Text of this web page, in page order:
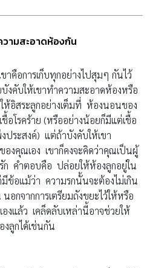
วามสะอาดห้องกัน
าคือการเก็บทุกอย่างไปสุมๆ กันไว้
งคับให้เขาทำความสะอาดห้องหรือ
อิสระลูกอย่างเต็มที่ ห้องนอนของ
อโรคร้าย (หรืออย่างน้อยก็มีแต่เชื้อ
ระสงค์) แต่ถ้าบังคับให้เขา
งคุณเอง เขาก็คงจะคิดว่าคุณเป็นผู้
คำตอบคือ ปล่อยให้ห้องลูกอยู่ใน
อแม้ว่า ความรกนั้นจะต้องไม่เกิน
กจากการเตรียมถังขยะไว้ให้หรือ
งแล้ว เคล็ดลับเหล่านี้อาจช่วยให้
งลูกได้เช่นกัน